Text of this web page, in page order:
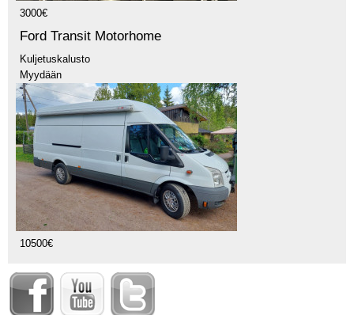
3000€
Ford Transit Motorhome
Kuljetuskalusto
Myydään
10500€